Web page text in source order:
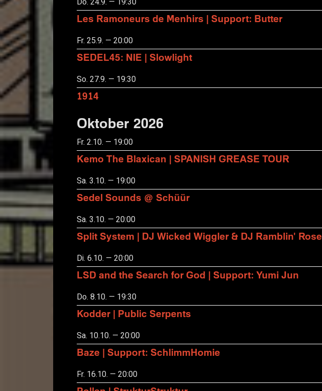
Les Ramoneurs de Menhirs | Support: Butter
Fr. 25.9. — 20:00
SEDEL45: NIE | Slowlight
So. 27.9. — 19:30
1914
Oktober 2026
Fr. 2.10. — 19:00
Kemo The Blaxican | SPANISH GREASE TOUR
Sa. 3.10. — 19:00
Sedel Sounds @ Schüür
Sa. 3.10. — 20:00
Split System | DJ Wicked Wiggler & DJ Ramblin' Rose
Di. 6.10. — 20:00
LSD and the Search for God | Support: Yumi Jun
Do. 8.10. — 19:30
Kodder | Public Serpents
Sa. 10.10. — 20:00
Baze | Support: SchlimmHomie
Fr. 16.10. — 20:00